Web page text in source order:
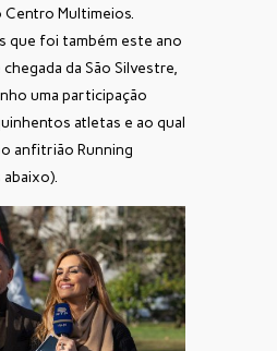
Multimeios.
que foi também este ano
da São Silvestre,
uma participação
atletas e ao qual
anfitrião Running